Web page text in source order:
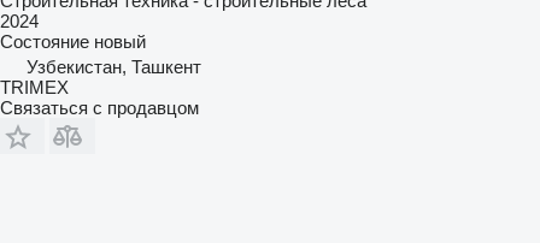
2024
Состояние новый
Узбекистан, Ташкент
TRIMEX
Связаться с продавцом